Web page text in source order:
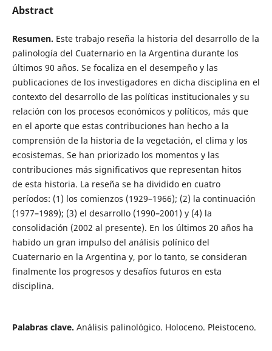
Abstract
Resumen. Este trabajo reseña la historia del desarrollo de la
palinología del Cuaternario en la Argentina durante los
últimos 90 años. Se focaliza en el desempeño y las
publicaciones de los investigadores en dicha disciplina en el
contexto del desarrollo de las políticas institucionales y su
relación con los procesos económicos y políticos, más que
en el aporte que estas contribuciones han hecho a la
comprensión de la historia de la vegetación, el clima y los
ecosistemas. Se han priorizado los momentos y las
contribuciones más significativos que representan hitos
de esta historia. La reseña se ha dividido en cuatro
períodos: (1) los comienzos (1929–1966); (2) la continuación
(1977–1989); (3) el desarrollo (1990–2001) y (4) la
consolidación (2002 al presente). En los últimos 20 años ha
habido un gran impulso del análisis polínico del
Cuaternario en la Argentina y, por lo tanto, se consideran
finalmente los progresos y desafíos futuros en esta
disciplina.
Palabras clave. Análisis palinológico. Holoceno. Pleistoceno.